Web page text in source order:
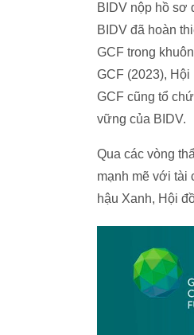
BIDV nộp hồ sơ
BIDV đã hoàn
GCF trong
GCF (2023),
GCF cũng tổ
vững của BIDV.
Qua các vòng
mạnh mẽ với tài
hậu Xanh, Hội